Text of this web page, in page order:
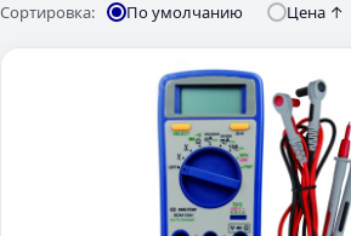
Сортировка: По умолчанию Цена ↑